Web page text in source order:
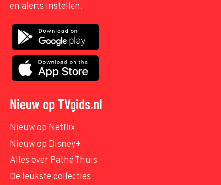
en alerts instellen.
Nieuw op TVgids.nl
Nieuw op Netflix
Nieuw op Disney+
Alles over Pathé Thuis
De leukste collecties